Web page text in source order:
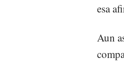
esa
Aun